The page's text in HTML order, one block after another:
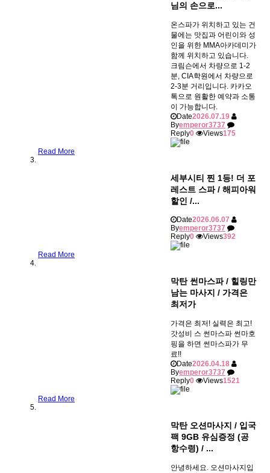
님의 손으로...
온스파가 위치하고 있는 건
물에는 맛집과 어린이와 성
인을 위한 MMA아카데미가
함께 위치하고 있습니다.
크림슨에서 차량으로 1-2
분, CIA학원에서 차량으로
2-3분 거리입니다. 카카오
톡으로 원활한 예약과 소통
이 가능합니다.
Date2026.07.19
Byemperor3737
Reply0 Views175
Read More
세부시티 찐 1등! 더 포
레스트 스파 / 해피아워
할인 /...
Date2026.06.07
Byemperor3737
Reply0 Views392
Read More
막탄 썬마스파 / 힐링만
남는 마사지 / 가격은
최저가
가격은 최저! 실력은 최고!
갓성비 스 썬마스파 썬마호
핑을 하면 썬마스파가 무
료!!
Date2026.04.18
Byemperor3737
Reply0 Views1521
Read More
막탄 오션마사지 / 입국
팩 9GB 유심증정 (공
항수령) / ...
안녕하세요. 오션마사지입